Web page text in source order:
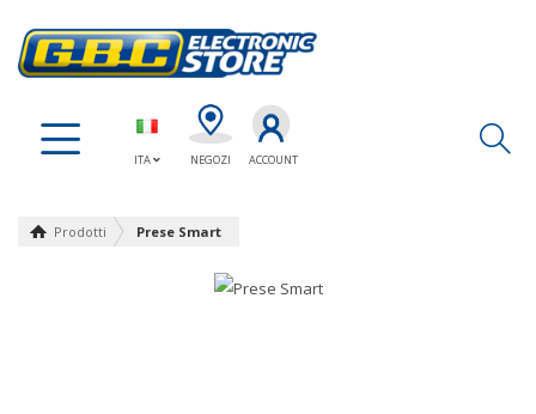
ITA NEGOZI ACCOUNT
Prodotti Prese Smart